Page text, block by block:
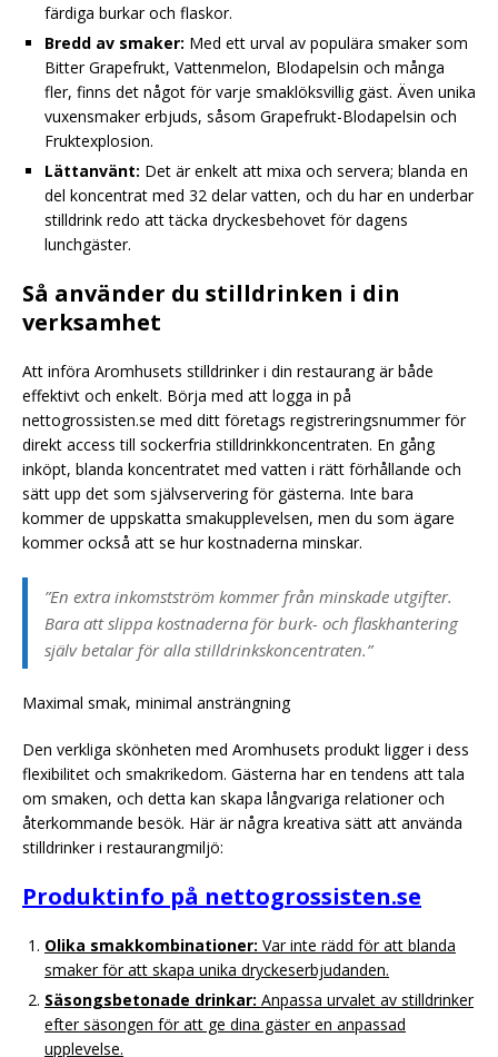
färdiga burkar och flaskor.
Bredd av smaker: Med ett urval av populära smaker som
Bitter Grapefrukt, Vattenmelon, Blodapelsin och många
fler, finns det något för varje smaklöksvillig gäst. Även unika
vuxensmaker erbjuds, såsom Grapefrukt-Blodapelsin och
Fruktexplosion.
Lättanvänt: Det är enkelt att mixa och servera; blanda en
del koncentrat med 32 delar vatten, och du har en underbar
stilldrink redo att täcka dryckesbehovet för dagens
lunchgäster.
Så använder du stilldrinken i din
verksamhet
Att införa Aromhusets stilldrinker i din restaurang är både
effektivt och enkelt. Börja med att logga in på
nettogrossisten.se med ditt företags registreringsnummer för
direkt access till sockerfria stilldrinkkoncentraten. En gång
inköpt, blanda koncentratet med vatten i rätt förhållande och
sätt upp det som självservering för gästerna. Inte bara
kommer de uppskatta smakupplevelsen, men du som ägare
kommer också att se hur kostnaderna minskar.
”En extra inkomstström kommer från minskade utgifter.
Bara att slippa kostnaderna för burk- och flaskhantering
själv betalar för alla stilldrinkskoncentraten.”
Maximal smak, minimal ansträngning
Den verkliga skönheten med Aromhusets produkt ligger i dess
flexibilitet och smakrikedom. Gästerna har en tendens att tala
om smaken, och detta kan skapa långvariga relationer och
återkommande besök. Här är några kreativa sätt att använda
stilldrinker i restaurangmiljö:
Produktinfo på nettogrossisten.se
Olika smakkombinationer: Var inte rädd för att blanda
smaker för att skapa unika dryckeserbjudanden.
Säsongsbetonade drinkar: Anpassa urvalet av stilldrinker
efter säsongen för att ge dina gäster en anpassad
upplevelse.